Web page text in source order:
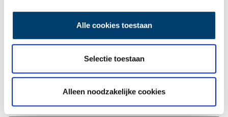
Alle cookies toestaan
Selectie toestaan
Alleen noodzakelijke cookies
Aanvullingen
Vul deze informatie aan of geef een reactie.
Rob Maaijen schreef:
Mooie initiatieven om de geschiedenis levend te houden !
Reply